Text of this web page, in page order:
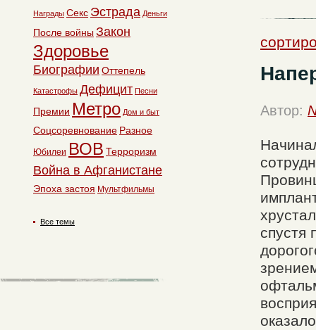
Автор:
спустя
Награды Секс Эстрада Деньги
После войны Закон
Здоровье
Биографии Оттепель
Катастрофы Дефицит Песни
Премии Метро Дом и быт
Соцсоревнование Разное
Юбилеи ВОВ Терроризм
Война в Афганистане
Эпоха застоя Мультфильмы
Все темы